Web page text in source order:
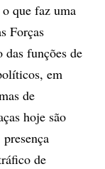
que faz uma
Forças
funções de
em
de
hoje são
de